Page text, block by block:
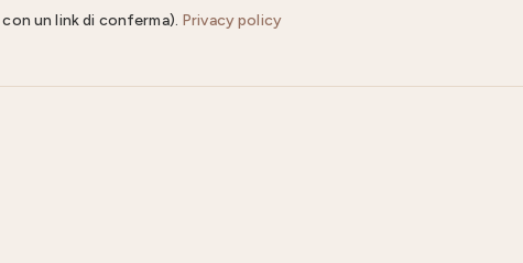
un link di conferma). Privacy policy